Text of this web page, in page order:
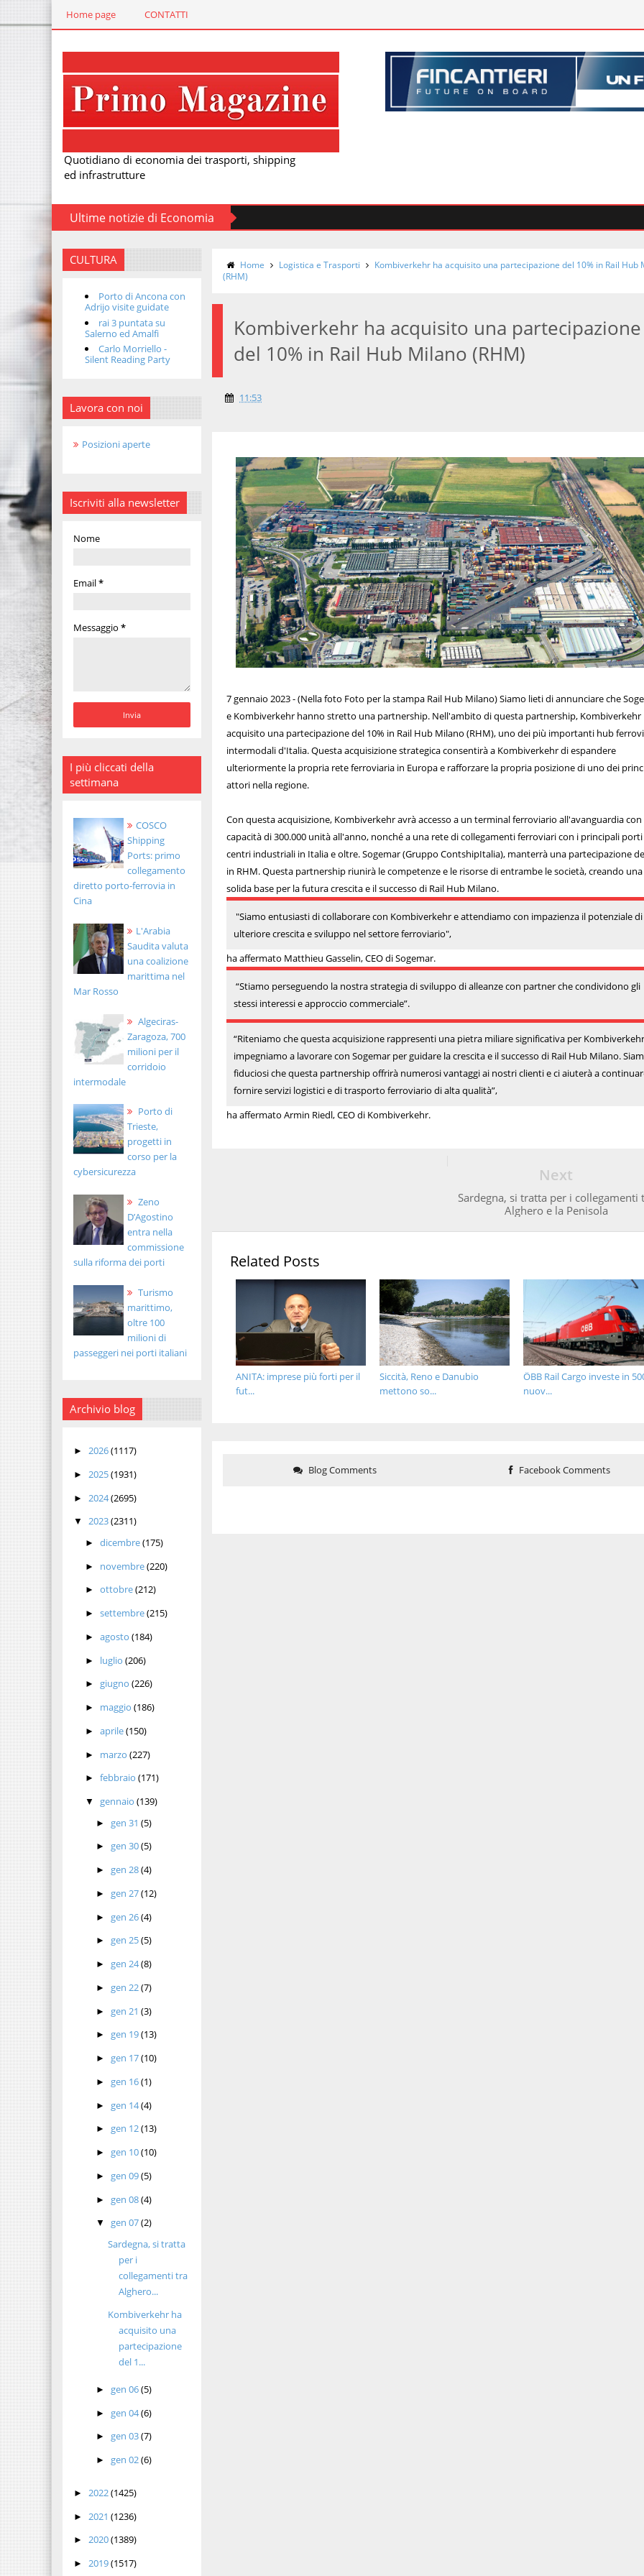
Home page CONTATTI
Quotidiano di economia dei trasporti, shipping
ed infrastrutture
Ultime notizie di Economia
CULTURA
Porto di Ancona con
Adrijo visite guidate
rai 3 puntata su
Salerno ed Amalfi
Carlo Morriello -
Silent Reading Party
Lavora con noi
Posizioni aperte
Iscriviti alla newsletter
Nome
Email*
Messaggio *
I più cliccati della
settimana
COSCO
Shipping
Ports: primo
collegamento
diretto porto-ferrovia in
Cina
L'Arabia
Saudita valuta
una coalizione
marittima nel
Mar Rosso
Algeciras-
Zaragoza, 700
milioni per il
corridoio
intermodale
Porto di
Trieste,
progetti in
corso per la
cybersicurezza
Zeno
D’Agostino
entra nella
commissione
sulla riforma dei porti
Turismo
marittimo,
oltre 100
milioni di
passeggeri nei porti italiani
Archivio blog
► 2026(1117)
► 2025(1931)
► 2024(2695)
▼ 2023(2311)
► dicembre(175)
► novembre(220)
► ottobre(212)
► settembre(215)
► agosto (184)
► luglio (206)
► giugno (226)
► maggio (186)
► aprile(150)
► marzo (227)
► febbraio (171)
▼ gennaio (139)
► gen 31(5)
► gen 30(5)
► gen 28(4)
► gen 27(12)
► gen 26(4)
► gen 25(5)
► gen 24(8)
► gen 22(7)
► gen 21(3)
► gen 19(13)
► gen 17(10)
► gen 16(1)
► gen 14(4)
► gen 12(13)
► gen 10(10)
► gen 09(5)
► gen 08(4)
▼ gen 07(2)
Sardegna, si tratta
per i
collegamenti tra
Alghero...
Kombiverkehr ha
acquisito una
partecipazione
del 1...
► gen 06(5)
► gen 04(6)
► gen 03(7)
► gen 02(6)
► 2022(1425)
► 2021 (1236)
► 2020(1389)
► 2019(1517)
Home Logistica e Trasporti
Kombiverkehr ha acquisito una partecipazione del 10% in Rail Hub
(RHM)
Kombiverkehr ha acquisito una partecipazione
del 10% in Rail Hub Milano (RHM)
11:53
7 gennaio 2023 - (Nella foto Foto per la stampa Rail Hub Milano) Siamo lieti di annunciare che
e Kombiverkehr hanno stretto una partnership. Nell'ambito di questa partnership, Kombiverkehr
acquisito una partecipazione del 10% in Rail Hub Milano (RHM), uno dei più importanti hub
intermodali d'Italia. Questa acquisizione strategica consentirà a Kombiverkehr di espandere
ulteriormente la propria rete ferroviaria in Europa e rafforzare la propria posizione di uno dei
attori nella regione.
Con questa acquisizione, Kombiverkehr avrà accesso a un terminal ferroviario all'avanguardia
capacità di 300.000 unità all'anno, nonché a una rete di collegamenti ferroviari con i principali porti
centri industriali in Italia e oltre. Sogemar (Gruppo ContshipItalia), manterrà una partecipazione
in RHM. Questa partnership riunirà le competenze e le risorse di entrambe le società, creando una
solida base per la futura crescita e il successo di Rail Hub Milano.
"Siamo entusiasti di collaborare con Kombiverkehr e attendiamo con impazienza il potenziale di
ulteriore crescita e sviluppo nel settore ferroviario",
ha affermato Matthieu Gasselin, CEO di Sogemar.
“Stiamo perseguendo la nostra strategia di sviluppo di alleanze con partner che condividono gli
stessi interessi e approccio commerciale”.
“Riteniamo che questa acquisizione rappresenti una pietra miliare significativa per
impegniamo a lavorare con Sogemar per guidare la crescita e il successo di Rail Hub Milano.
fiduciosi che questa partnership offrirà numerosi vantaggi ai nostri clienti e ci aiuterà a
fornire servizi logistici e di trasporto ferroviario di alta qualità”,
ha affermato Armin Riedl, CEO di Kombiverkehr.
Next
Sardegna, si tratta per i collegamenti
Alghero e la Penisola
Related Posts
ÖBB Rail Cargo investe in
nuov...
Siccità, Reno e Danubio
mettono so...
ANITA: imprese più forti per il
fut...
Blog Comments Facebook Comments